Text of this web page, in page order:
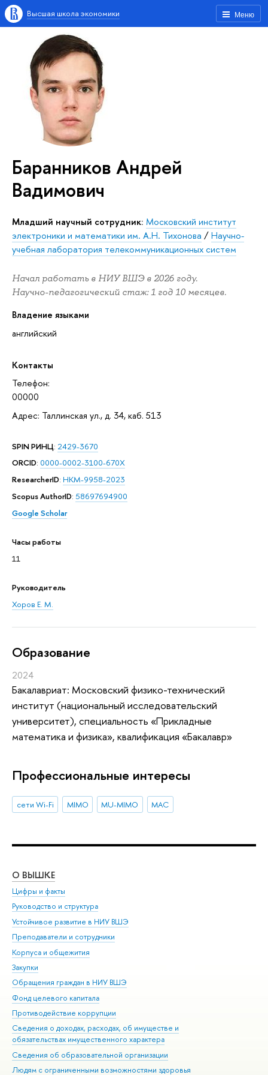
Меню
Высшая школа экономики
Баранников Андрей
Вадимович
Младший научный сотрудник: Московский институт
электроники и математики им. А.Н. Тихонова /Научно-
учебная лаборатория телекоммуникационных систем
Начал работать в НИУ ВШЭ в 2026 году.
Научно-педагогический стаж: 1 год 10 месяцев.
Владение языками
английский
Контакты
Телефон:
00000
Адрес: Таллинская ул., д. 34, каб. 513
SPIN РИНЦ: 2429-3670
ORCID: 0000-0002-3100-670X
ResearcherID: HKM-9958-2023
Scopus AuthorID: 58697694900
Google Scholar
Часы работы
11
Руководитель
Хоров Е. М.
Oбразование
2024
Бакалавриат: Московский физико-технический
институт (национальный исследовательский
университет), специальность «Прикладные
математика и физика», квалификация «Бакалавр»
Профессиональные интересы
сети Wi-Fi MIMO MU-MIMO MAC
О ВЫШКЕ
Цифры и факты
Руководство и структура
Устойчивое развитие в НИУ ВШЭ
Преподаватели и сотрудники
Корпуса и общежития
Закупки
Обращения граждан в НИУ ВШЭ
Фонд целевого капитала
Противодействие коррупции
Сведения о доходах, расходах, об имуществе и
обязательствах имущественного характера
Сведения об образовательной организации
Людям с ограниченными возможностями здоровья